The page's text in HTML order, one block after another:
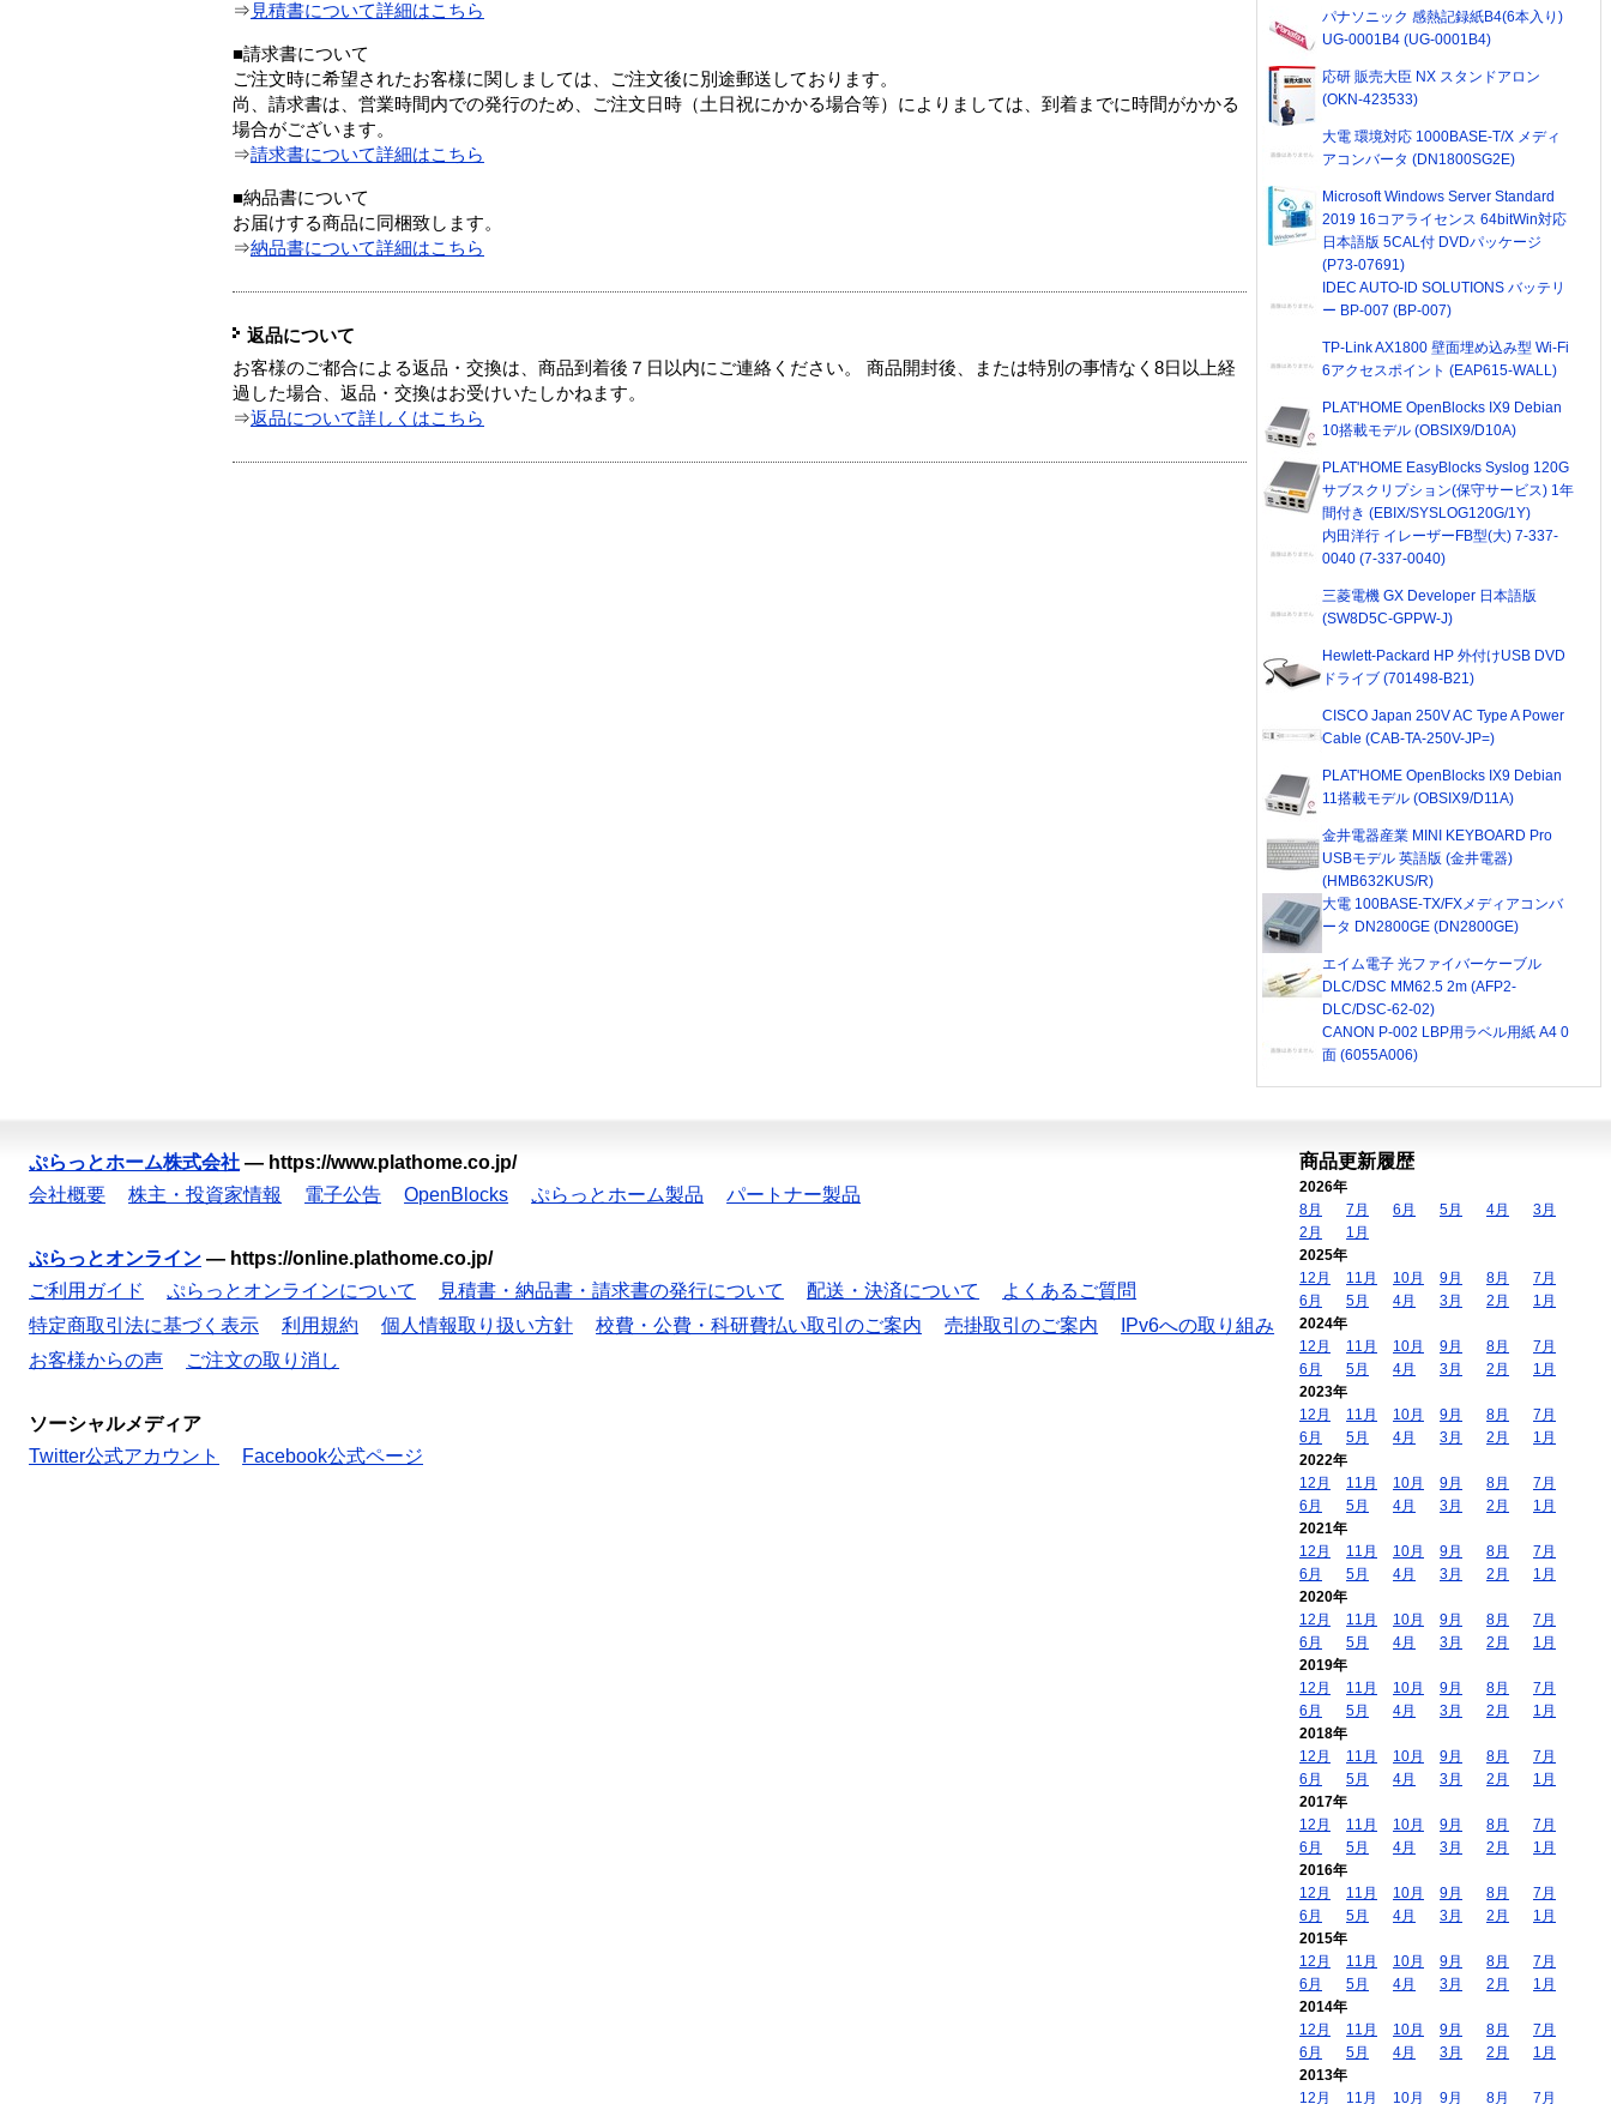
⇒ 見積書について詳細はこちら
■請求書について
ご注文時に希望されたお客様に関しましては、ご注文後に別途郵送しております。
尚、請求書は、営業時間内での発行のため、ご注文日時（土日祝にかかる場合等）によりましては、到着までに時間がかかる
場合がございます。
⇒請求書について詳細はこちら
■納品書について
お届けする商品に同梱致します。
⇒納品書について詳細はこちら
返品について
お客様のご都合による返品・交換は、商品到着後７日以内にご連絡ください。 商品開封後、または特別の事情なく8日以上経
過した場合、返品・交換はお受けいたしかねます。
⇒返品について詳しくはこちら
パナソニック 感熱記録紙B4(6本入り)
UG-0001B4 (UG-0001B4)
応研 販売大臣 NX スタンドアロン
(OKN-423533)
大電 環境対応 1000BASE-T/X メディ
アコンバータ (DN1800SG2E)
Microsoft Windows Server Standard
2019 16コアライセンス 64bitWin対応
日本語版 5CAL付 DVDパッケージ
(P73-07691)
IDEC AUTO-ID SOLUTIONS バッテリ
ー BP-007 (BP-007)
TP-Link AX1800 壁面埋め込み型 Wi-Fi
6アクセスポイント (EAP615-WALL)
PLAT'HOME OpenBlocks IX9 Debian
10搭載モデル (OBSIX9/D10A)
PLAT'HOME EasyBlocks Syslog 120G
サブスクリプション(保守サービス) 1年
間付き (EBIX/SYSLOG120G/1Y)
内田洋行 イレーザーFB型(大) 7-337-
0040 (7-337-0040)
三菱電機 GX Developer 日本語版
(SW8D5C-GPPW-J)
Hewlett-Packard HP 外付けUSB DVD
ドライブ (701498-B21)
CISCO Japan 250V AC Type A Power
Cable (CAB-TA-250V-JP=)
PLAT'HOME OpenBlocks IX9 Debian
11搭載モデル (OBSIX9/D11A)
金井電器産業 MINI KEYBOARD Pro
USBモデル 英語版 (金井電器)
(HMB632KUS/R)
大電 100BASE-TX/FXメディアコンバ
ータ DN2800GE (DN2800GE)
エイム電子 光ファイバーケーブル
DLC/DSC MM62.5 2m (AFP2-
DLC/DSC-62-02)
CANON P-002 LBP用ラベル用紙 A4 0
面 (6055A006)
ぷらっとホーム株式会社 — https://www.plathome.co.jp/
会社概要
株主・投資家情報 電子公告 OpenBlocks ぷらっとホーム製品 パートナー製品
ぷらっとオンライン — https://online.plathome.co.jp/
ご利用ガイド
ぷらっとオンラインについて 見積書・納品書・請求書の発行について 配送・決済について
よくあるご質問
特定商取引法に基づく表示
利用規約 個人情報取り扱い方針 校費・公費・科研費払い取引のご案内 売掛取引のご案内
IPv6への取り組み
お客様からの声
ご注文の取り消し
ソーシャルメディア
Twitter公式アカウント
Facebook公式ページ
商品更新履歴
2026年
8月
7月 6月 5月 4月
3月
2月
1月
2025年
12月
11月 10月 9月 8月
7月
6月
5月 4月 3月 2月
1月
2024年
12月
11月 10月 9月 8月
7月
6月
5月 4月 3月 2月
1月
2023年
12月
11月 10月 9月 8月
7月
6月
5月 4月 3月 2月
1月
2022年
12月
11月 10月 9月 8月
7月
6月
5月 4月 3月 2月
1月
2021年
12月
11月 10月 9月 8月
7月
6月
5月 4月 3月 2月
1月
2020年
12月
11月 10月 9月 8月
7月
6月
5月 4月 3月 2月
1月
2019年
12月
11月 10月 9月 8月
7月
6月
5月 4月 3月 2月
1月
2018年
12月
11月 10月 9月 8月
7月
6月
5月 4月 3月 2月
1月
2017年
12月
11月 10月 9月 8月
7月
6月
5月 4月 3月 2月
1月
2016年
12月
11月 10月 9月 8月
7月
6月
5月 4月 3月 2月
1月
2015年
12月
11月 10月 9月 8月
7月
6月
5月 4月 3月 2月
1月
2014年
12月
11月 10月 9月 8月
7月
6月
5月 4月 3月 2月
1月
2013年
12月
11月 10月 9月 8月 7月